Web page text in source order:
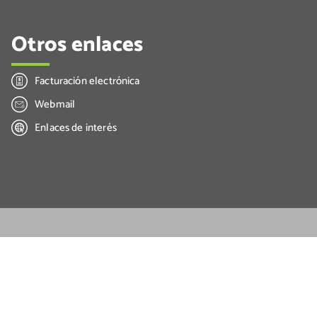
Otros enlaces
Facturación electrónica
Webmail
Enlaces de interés